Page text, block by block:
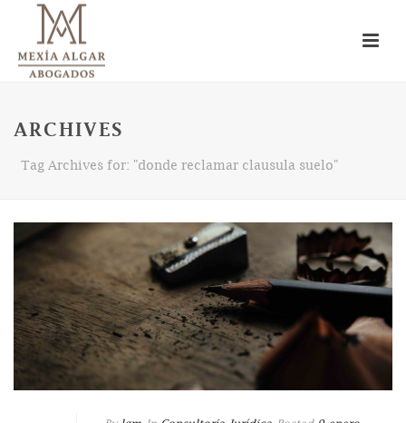
ARCHIVES
Tag Archives for: "donde reclamar clausula suelo"